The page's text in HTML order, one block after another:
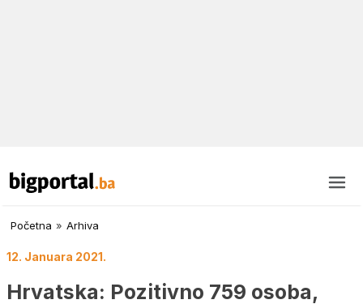
Početna » Arhiva
12. Januara 2021.
Hrvatska: Pozitivno 759 osoba,